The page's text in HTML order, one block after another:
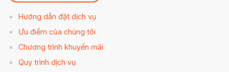
Hướng dẫn đặt dịch vụ
Ưu điểm của chúng tôi
Chương trình khuyến mãi
Quy trình dịch vụ